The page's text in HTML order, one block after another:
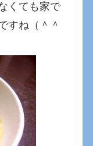
くても家で
すね（＾＾